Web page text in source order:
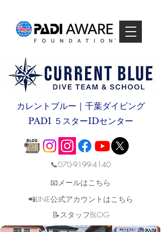
カレントブルー｜千葉ダイビング
PADI ５スターIDセンター
📞070-9199-4140
📧メールはこちら
📲LINE公式アカウントはこちら
​📝スタッフBLOG